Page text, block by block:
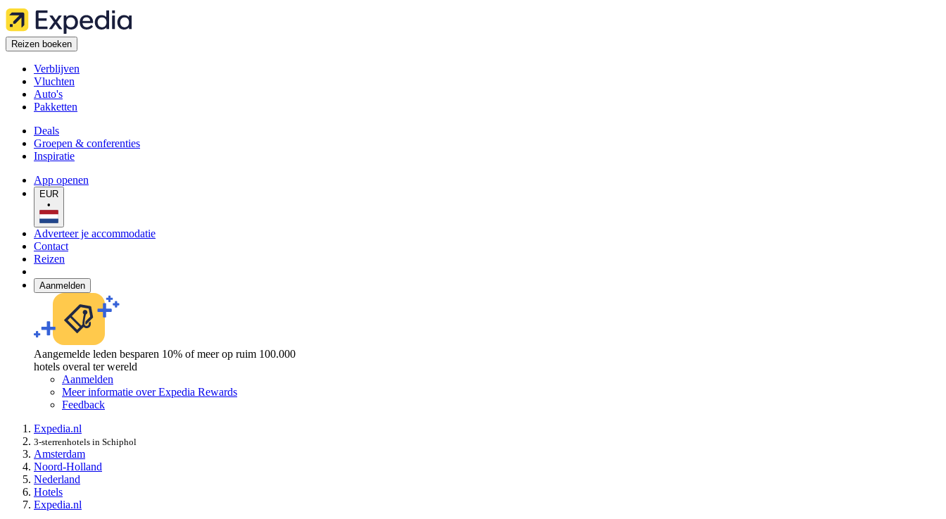
Reizen boeken
Verblijven
Vluchten
Auto's
Pakketten
Deals
Groepen & conferenties
Inspiratie
App openen
EUR
•
Adverteer je accommodatie
Contact
Reizen
Aanmelden
Aangemelde leden besparen 10% of meer op ruim 100.000
hotels overal ter wereld
Aanmelden
Meer informatie over Expedia Rewards
Feedback
Expedia.nl
3-sterrenhotels in Schiphol
Amsterdam
Noord-Holland
Nederland
Hotels
Expedia.nl